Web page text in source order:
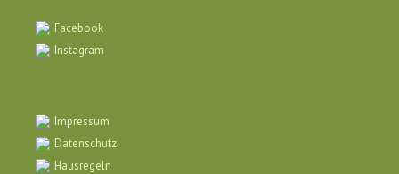
Facebook
Instagram
Impressum
Datenschutz
Hausregeln